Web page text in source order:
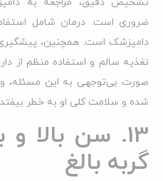
ضروری است. درمان شامل
دامپزشک است. همچنین،
تغذیه سالم و استفاده منظم از
صورت بی‌توجهی به این مسئله،
شده و سلامت کلی او به خطر
13. سن بالا
گربه بالغ